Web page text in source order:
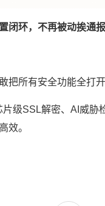
闭环，不再被动挨通报
把所有安全功能全打开
级SSL解密、AI威
效。